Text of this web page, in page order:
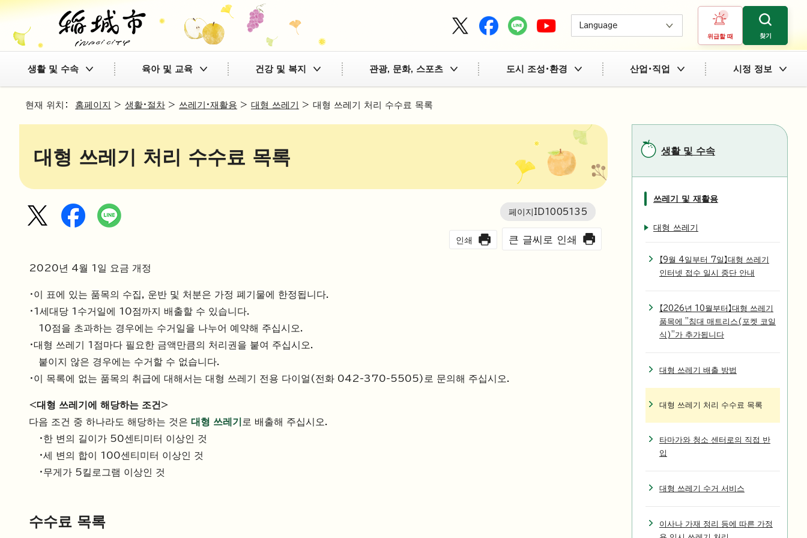
Language
위급할 때 찾기
생활 및 수속 육아 및 교육 건강 및 복지 관광, 문화, 스포츠 도시 조성・환경 산업・직업 시정 정보
현재 위치： 홈페이지 > 생활·절차 > 쓰레기·재활용 > 대형 쓰레기 > 대형 쓰레기 처리 수수료 목록
대형 쓰레기 처리 수수료 목록
페이지ID1005135
인쇄 큰 글씨로 인쇄
2020년 4월 1일 요금 개정
・이 표에 있는 품목의 수집, 운반 및 처분은 가정 폐기물에 한정됩니다.
・1세대당 1수거일에 10점까지 배출할 수 있습니다.
10점을 초과하는 경우에는 수거일을 나누어 예약해 주십시오.
・대형 쓰레기 1점마다 필요한 금액만큼의 처리권을 붙여 주십시오.
붙이지 않은 경우에는 수거할 수 없습니다.
・이 목록에 없는 품목의 취급에 대해서는 대형 쓰레기 전용 다이얼(전화 042-370-5505)로 문의해 주십시오.
<대형 쓰레기에 해당하는 조건>
다음 조건 중 하나라도 해당하는 것은 대형 쓰레기 로 배출해 주십시오.
・한 변의 길이가 50센티미터 이상인 것
・세 변의 합이 100센티미터 이상인 것
・무게가 5킬로그램 이상인 것
수수료 목록
생활 및 수속
쓰레기 및 재활용
대형 쓰레기
【9월 4일부터 7일】대형 쓰레기
인터넷 접수 일시 중단 안내
【2026년 10월부터】대형 쓰레기
품목에 "침대 매트리스(포켓 코일
식)"가 추가됩니다
대형 쓰레기 배출 방법
대형 쓰레기 처리 수수료 목록
타마가와 청소 센터로의 직접 반
입
대형 쓰레기 수거 서비스
이사나 가재 정리 등에 따른 가정